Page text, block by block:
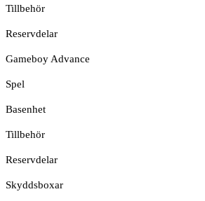
Tillbehör
Reservdelar
Gameboy Advance
Spel
Basenhet
Tillbehör
Reservdelar
Skyddsboxar